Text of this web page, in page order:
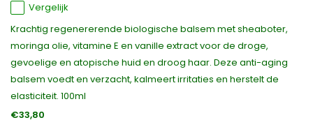
Vergelijk
Krachtig regenererende biologische balsem met sheaboter,
moringa olie, vitamine E en vanille extract voor de droge,
gevoelige en atopische huid en droog haar. Deze anti-aging
balsem voedt en verzacht, kalmeert irritaties en herstelt de
elasticiteit. 100ml
€33,80